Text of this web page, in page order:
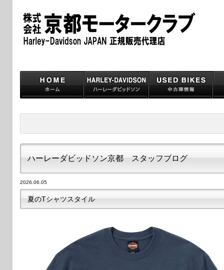
ハーレーダビッドソン京都 スタッフブログ
2026.06.05
夏のTシャツスタイル